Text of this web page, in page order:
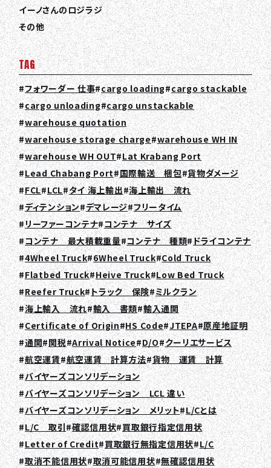
イーノさんのロジラジ
その他
TAG
フォワーダー 仕事 cargo loading cargo stackable
cargo unloading cargo unstackable
warehouse quotation
warehouse storage charge warehouse WH IN
warehouse WH OUT Lat Krabang Port
Lead Chabang Port 国際輸送 梱包 貨物ダメージ
FCL LCL タイ 海上輸出 海上輸出 流れ
ディテンション デマレージ フリータイム
リーファーコンテナ コンテナ サイズ
コンテナ 最大積載重量 コンテナ 種類 ドライコンテナ
4Wheel Truck 6Wheel Truck Cold Truck
Flatbed Truck Heive Truck Low Bed Truck
Reefer Truck トラック 保険 ミルクラン
海上輸入 流れ 輸入 書類 輸入通関
Certificate of Origin HS Code JTEPA 原産地証明
通関 関税 Arrival Notice D/O クーリエサービス
航空運賃 航空運賃 計算方法 貨物 運賃 計算
バイヤーズコンソリデーション
バイヤーズコンソリデーション LCL 違い
バイヤーズコンソリデーション メリット L/Cとは
L/C 取引 確認信用状 買取銀行指定信用状
Letter of Credit 買取銀行無指定信用状 L/C
取消不能信用状 取消可能信用状 無確認信用状